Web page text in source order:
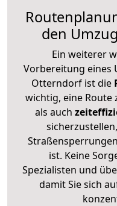
den
Ein weiterer
Vorbereitung eines
Otterndorf ist die
wichtig, eine Route
als auch
ist. Keine
Spezialisten und
damit Sie sich